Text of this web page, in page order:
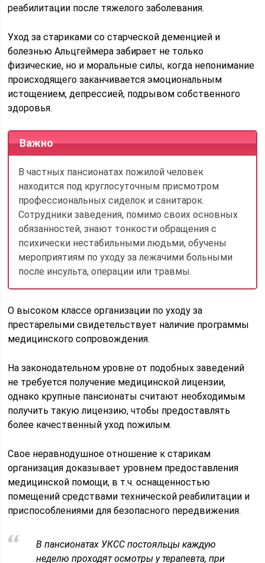
реабилитации после тяжелого заболевания.
Уход за стариками со старческой деменцией и
болезнью Альцгеймера забирает не только
физические, но и моральные силы, когда непонимание
происходящего заканчивается эмоциональным
истощением, депрессией, подрывом собственного
здоровья.
Важно
В частных пансионатах пожилой человек
находится под круглосуточным присмотром
профессиональных сиделок и санитарок.
Сотрудники заведения, помимо своих основных
обязанностей, знают тонкости обращения с
психически нестабильными людьми, обучены
мероприятиям по уходу за лежачими больными
после инсульта, операции или травмы.
О высоком классе организации по уходу за
престарелыми свидетельствует наличие программы
медицинского сопровождения.
На законодательном уровне от подобных заведений
не требуется получение медицинской лицензии,
однако крупные пансионаты считают необходимым
получить такую лицензию, чтобы предоставлять
более качественный уход пожилым.
Свое неравнодушное отношение к старикам
организация доказывает уровнем предоставления
медицинской помощи, в т.ч. оснащенностью
помещений средствами технической реабилитации и
приспособлениями для безопасного передвижения.
В пансионатах УКСС постояльцы каждую
неделю проходят осмотры у терапевта, при